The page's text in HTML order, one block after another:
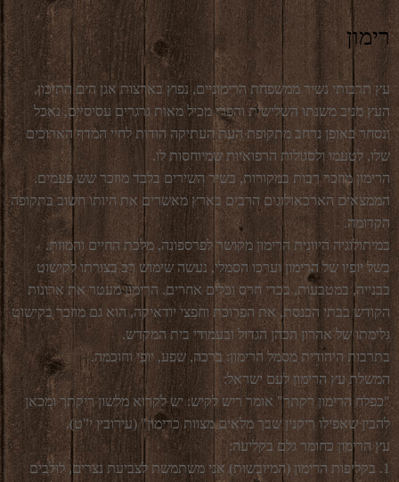
רימון
עץ תרבותי נשיר ממשפחת הרימוניים, נפוץ בארצות אגן הים התיכון.
העץ מניב משנתו השלישית והפרי מכיל מאות גרגרים עסיסיים, נאכל
ונסחר באופן נרחב מתקופת העת העתיקה הודות לחיי המדף הארוכים
שלו, לטעמו ולסגולות הרפואיות שמיוחסות לו.
הרימון מוזכר רבות במקורות, בשיר השירים בלבד מוזכר שש פעמים.
הממצאים הארכאולוגים הרבים בארץ מאשרים את היותו חשוב בתקופה
הקדומה.
במיתולוגיה היוונית הרימון מקושר לפרספונה, מלכת החיים והמוות.
בשל יופיו של הרימון וערכו הסמלי, נעשה שימוש רב בצורתו לקישוט
בבנייה, במטבעות, בכדי חרס וכלים אחרים. הרימון מעטר את ארונות
הקודש בבתי הכנסת, את הפרוכת וחפצי יודאיקה, הוא גם מוזכר בקישוט
גלימתו של אהרון הכהן הגדול ובעמודי בית המקדש.
בתרבות היהודית מסמל הרימון: ברכה, שפע, יופי וחוכמה.
המשלת עץ הרימון לעם ישראל:
"כפלח הרימון רקתך" אומר ריש לקיש: יש לקרוא מלשון ריקתך ומכאן
להבין שאפילו ריקנין שבך מלאים מצוות כרימון" (עירובין י"ט).
עץ הרימון כחומר גלם בקליעה:
1. בקליפות הרימון (המיובשות) אני משתמשת לצביעת נצרים, לולבים